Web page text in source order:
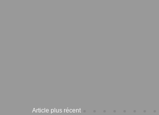
Article plus récent